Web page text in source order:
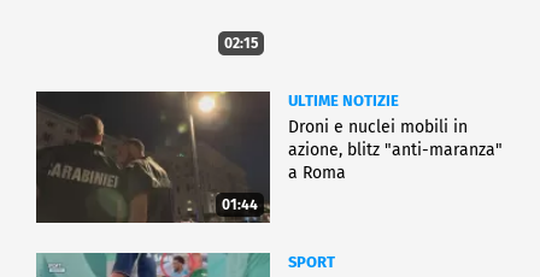
02:15
01:44
ULTIME NOTIZIE
Droni e nuclei mobili in
azione, blitz "anti-maranza"
a Roma
SPORT